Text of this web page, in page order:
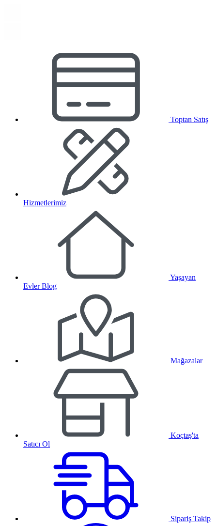
Toptan Satış
Hizmetlerimiz
Yaşayan
Evler Blog
Mağazalar
Koçtaş'ta
Satıcı Ol
Sipariş Takip